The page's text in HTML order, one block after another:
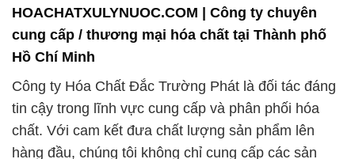
HOACHATXULYNUOC.COM | Công ty chuyên
cung cấp / thương mại hóa chất tại Thành phố
Hồ Chí Minh
Công ty Hóa Chất Đắc Trường Phát là đối tác đáng
tin cậy trong lĩnh vực cung cấp và phân phối hóa
chất. Với cam kết đưa chất lượng sản phẩm lên
hàng đầu, chúng tôi không chỉ cung cấp các sản